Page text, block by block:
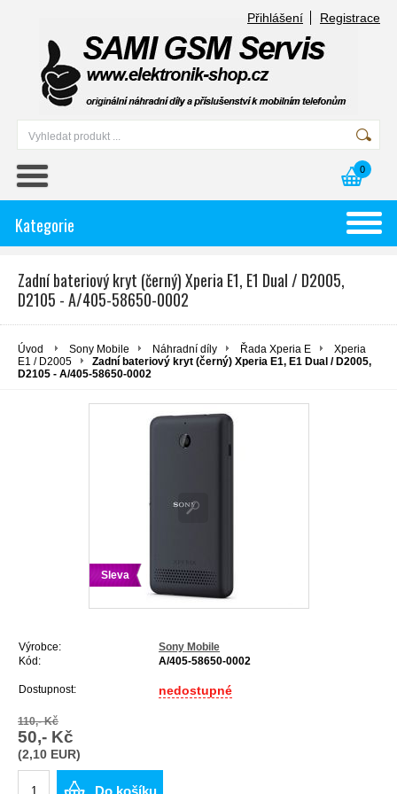
Přihlášení Registrace
0
Kategorie
Zadní bateriový kryt (černý) Xperia E1, E1 Dual / D2005,
D2105 - A/405-58650-0002
Úvod Sony Mobile Náhradní díly Řada Xperia E
Xperia
E1 / D2005
Zadní bateriový kryt (černý) Xperia E1, E1 Dual / D2005,
D2105 - A/405-58650-0002
Sleva
Výrobce:
Sony Mobile
Kód:
A/405-58650-0002
Dostupnost: nedostupné
110,- Kč
50,- Kč
(2,10 EUR)
Do košíku